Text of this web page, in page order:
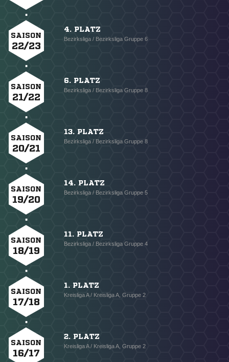
SAISON
22/23
4. PLATZ
Bezirksliga / Bezirksliga Gruppe 6
SAISON
21/22
6. PLATZ
Bezirksliga / Bezirksliga Gruppe 8
SAISON
20/21
13. PLATZ
Bezirksliga / Bezirksliga Gruppe 8
SAISON
19/20
14. PLATZ
Bezirksliga / Bezirksliga Gruppe 5
SAISON
18/19
11. PLATZ
Bezirksliga / Bezirksliga Gruppe 4
SAISON
17/18
1. PLATZ
Kreisliga A / Kreisliga A, Gruppe 2
SAISON
16/17
2. PLATZ
Kreisliga A / Kreisliga A, Gruppe 2